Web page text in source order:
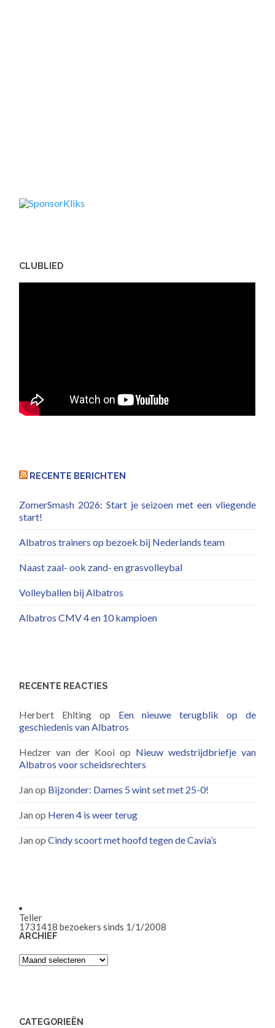
CLUBLIED
RECENTE BERICHTEN
ZomerSmash 2026: Start je seizoen met een vliegende
start!
Albatros trainers op bezoek bij Nederlands team
Naast zaal- ook zand- en grasvolleybal
Volleyballen bij Albatros
Albatros CMV 4 en 10 kampioen
RECENTE REACTIES
Herbert Ehlting op Een nieuwe terugblik op de
geschiedenis van Albatros
Hedzer van der Kooi op Nieuw wedstrijdbriefje van
Albatros voor scheidsrechters
Janop Bijzonder: Dames 5 wint set met 25-0!
Janop Heren 4 is weer terug
JanopCindy scoort met hoofd tegen de Cavia’s
Teller
1731418 bezoekers sinds 1/1/2008
ARCHIEF
Archief
CATEGORIEËN